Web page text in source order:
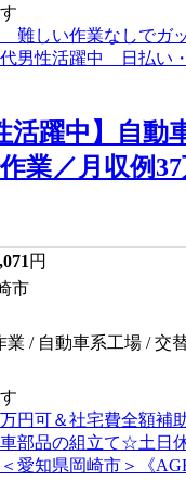
活躍中】自動
業／月収例
円
市
業 / 自動車系工場 / 交